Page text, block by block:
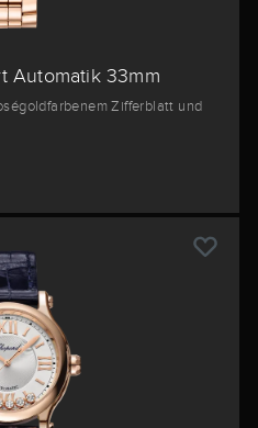
Automatik 33mm
Zifferblatt und